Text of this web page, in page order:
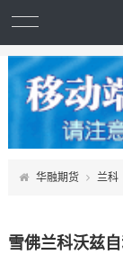
华融期货 兰科